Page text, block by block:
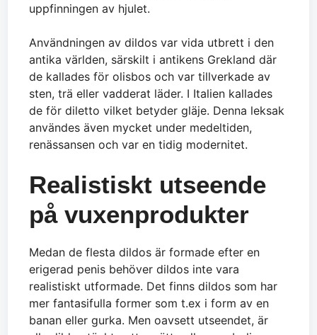
uppfinningen av hjulet.
Användningen av dildos var vida utbrett i den
antika världen, särskilt i antikens Grekland där
de kallades för olisbos och var tillverkade av
sten, trä eller vadderat läder. I Italien kallades
de för diletto vilket betyder gläje. Denna leksak
användes även mycket under medeltiden,
renässansen och var en tidig modernitet.
Realistiskt utseende
på vuxenprodukter
Medan de flesta dildos är formade efter en
erigerad penis behöver dildos inte vara
realistiskt utformade. Det finns dildos som har
mer fantasifulla former som t.ex i form av en
banan eller gurka. Men oavsett utseendet, är